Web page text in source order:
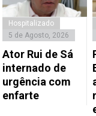
Hospitalizado
5 de Agosto, 2026
Ator Rui de Sá
internado de
urgência com
enfarte